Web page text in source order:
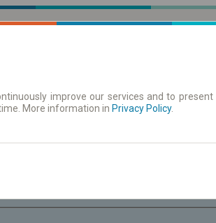
Расписания на остановках
improve our services and to
More information in Privacy Policy.